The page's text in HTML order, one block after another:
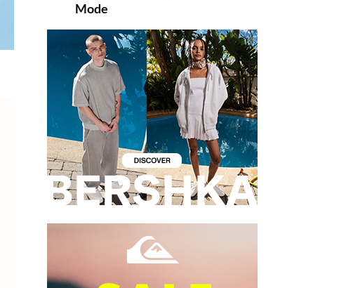
Mode